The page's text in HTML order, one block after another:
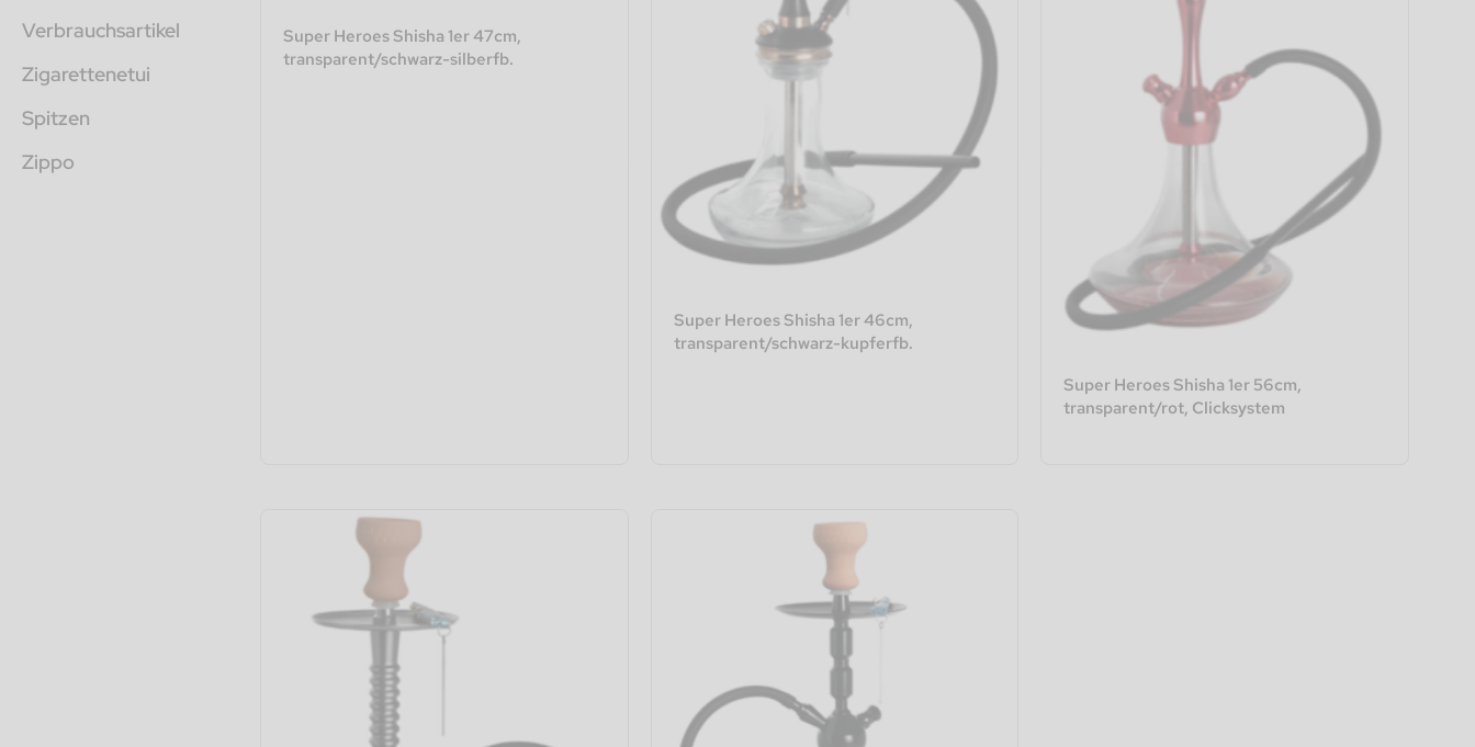
Verbrauchsartikel
Zigarettenetui
Spitzen
Zippo
Super Heroes Shisha 1er 47cm,
transparent/schwarz-silberfb.
Super Heroes Shisha 1er 46cm,
transparent/schwarz-kupferfb.
Super Heroes Shisha 1er 56cm,
transparent/rot, Clicksystem